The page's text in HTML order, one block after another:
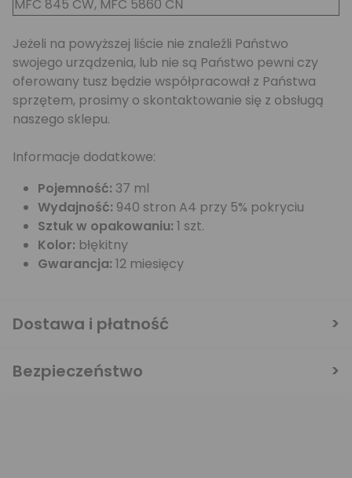
MFC 845 CW, MFC 5860 CN
Jeżeli na powyższej liście nie znaleźli Państwo
swojego urządzenia, lub nie są Państwo pewni czy
oferowany tusz będzie współpracował z Państwa
sprzętem, prosimy o skontaktowanie się z obsługą
naszego sklepu.
Informacje dodatkowe:
Pojemność: 37 ml
Wydajność: 940 stron A4 przy 5% pokryciu
Sztuk w opakowaniu: 1 szt.
Kolor: błękitny
Gwarancja: 12 miesięcy
Dostawa i płatność
Bezpieczeństwo